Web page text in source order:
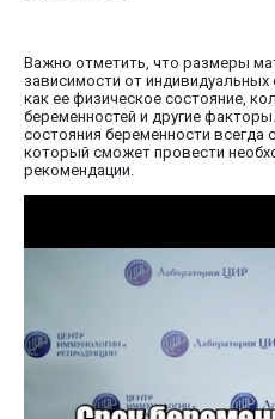
Важно отметить, что размеры
зависимости от
как ее физическое состояние,
беременностей и другие
состояния беременности всегда
который сможет провести
рекомендации.